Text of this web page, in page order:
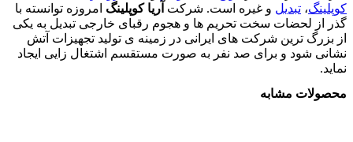
کوپلینگ، تبدیل و غیره است. شرکت آریا کوپلینگ امروزه توانسته با
گذر از لحضات سخت تحریم ها و هجوم رقبای خارجی تبدیل به یکی
از بزرگ ترین شرکت های ایرانی در زمینه ی تولید تجهیزات آتش
نشانی شود و برای صد نفر به صورت مستقسم اشتغال زایی ایجاد
نماید.
محصولات مشابه